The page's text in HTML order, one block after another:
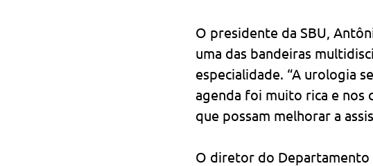
O presidente da SBU,
uma das bandeiras
especialidade. “A urologia
agenda foi muito rica e nos
que possam melhorar a
O diretor do Departamento